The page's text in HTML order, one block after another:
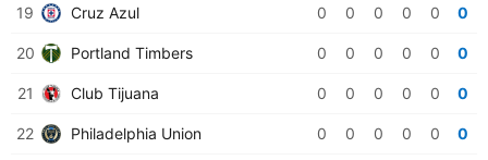
19 Cruz Azul 0 0 0 0 0 0
20 Portland Timbers 0 0 0 0 0 0
21 Club Tijuana 0 0 0 0 0 0
22 Philadelphia Union 0 0 0 0 0 0